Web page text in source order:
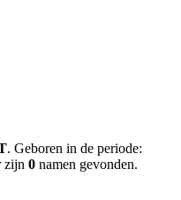
. Geboren in de periode:
zijn 0 namen gevonden.